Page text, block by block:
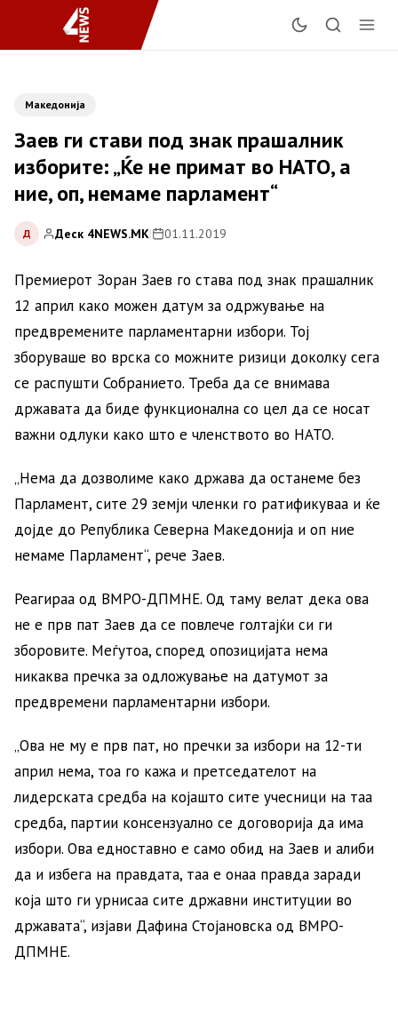
Македонија
Заев ги стави под знак прашалник
изборите: „Ќе не примат во НАТО, а
ние, оп, немаме парламент“
Д Деск 4NEWS.MK| 01.11.2019
Премиерот Зоран Заев го става под знак прашалник
12 април како можен датум за одржување на
предвремените парламентарни избори. Тој
зборуваше во врска со можните ризици доколку сега
се распушти Собранието. Треба да се внимава
државата да биде функционална со цел да се носат
важни одлуки како што е членството во НАТО.
„Нема да дозволиме како држава да останеме без
Парламент, сите 29 земји членки го ратификуваа и ќе
дојде до Република Северна Македонија и оп ние
немаме Парламент“, рече Заев.
Реагираа од ВМРО-ДПМНЕ. Од таму велат дека ова
не е прв пат Заев да се повлече голтајќи си ги
зборовите. Меѓутоа, според опозицијата нема
никаква пречка за одложување на датумот за
предвремени парламентарни избори.
„Ова не му е прв пат, но пречки за избори на 12-ти
април нема, тоа го кажа и претседателот на
лидерската средба на којашто сите учесници на таа
средба, партии консензуално се договорија да има
избори. Ова едноставно е само обид на Заев и алиби
да и избега на правдата, таа е онаа правда заради
која што ги урнисаа сите државни институции во
државата“, изјави Дафина Стојановска од ВМРО-
ДПМНЕ.